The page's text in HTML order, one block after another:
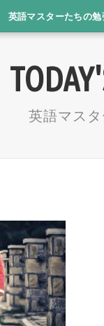
英語マスターたちの勉
英語マス